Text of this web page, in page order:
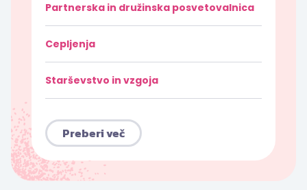
Partnerska in družinska posvetovalnica
Cepljenja
Starševstvo in vzgoja
Preberi več